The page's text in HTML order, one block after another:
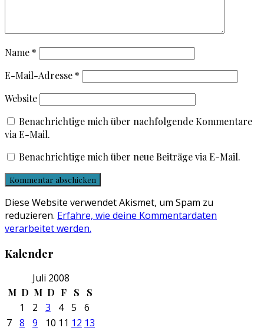
Name *
E-Mail-Adresse *
Website
Benachrichtige mich über nachfolgende Kommentare
via E-Mail.
Benachrichtige mich über neue Beiträge via E-Mail.
Diese Website verwendet Akismet, um Spam zu
reduzieren. Erfahre, wie deine Kommentardaten
verarbeitet werden.
Kalender
Juli 2008
M D M D F S S
1 2 3 4 5
6
7 8 9 10 11 12 13